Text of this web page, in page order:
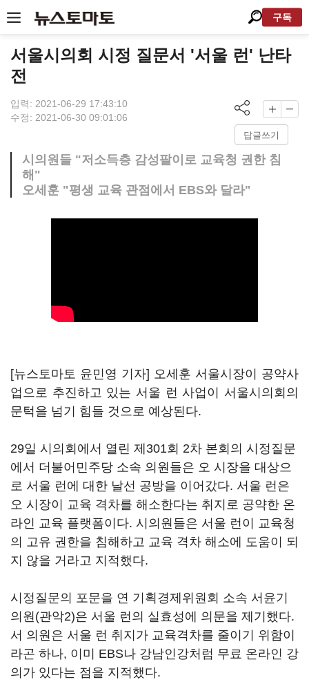
구독
서울시의회 시정 질문서 '서울 런' 난타
전
입력: 2021-06-29 17:43:10
수정: 2021-06-30 09:01:06
답글쓰기
시의원들 "저소득층 감성팔이로 교육청 권한 침
해"
오세훈 "평생 교육 관점에서 EBS와 달라"
[뉴스토마토 윤민영 기자] 오세훈 서울시장이 공약사
업으로 추진하고 있는 서울 런 사업이 서울시의회의
문턱을 넘기 힘들 것으로 예상된다.
29일 시의회에서 열린 제301회 2차 본회의 시정질문
에서 더불어민주당 소속 의원들은 오 시장을 대상으
로 서울 런에 대한 날선 공방을 이어갔다. 서울 런은
오 시장이 교육 격차를 해소한다는 취지로 공약한 온
라인 교육 플랫폼이다. 시의원들은 서울 런이 교육청
의 고유 권한을 침해하고 교육 격차 해소에 도움이 되
지 않을 거라고 지적했다.
시정질문의 포문을 연 기획경제위원회 소속 서윤기
의원(관악2)은 서울 런의 실효성에 의문을 제기했다.
서 의원은 서울 런 취지가 교육격차를 줄이기 위함이
라곤 하나, 이미 EBS나 강남인강처럼 무료 온라인 강
의가 있다는 점을 지적했다.